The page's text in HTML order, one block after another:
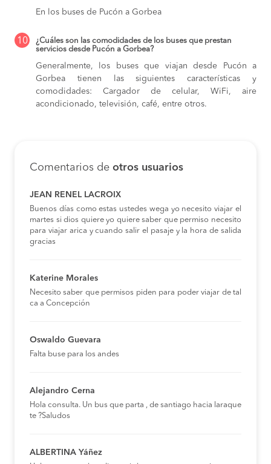
En los buses de Pucón a Gorbea
10
¿Cuáles son las comodidades de los buses que prestan
servicios desde Pucón a Gorbea?
Generalmente, los buses que viajan desde Pucón a
Gorbea tienen las siguientes características y
comodidades: Cargador de celular, WiFi, aire
acondicionado, televisión, café, entre otros.
Comentarios de otros usuarios
JEAN RENEL LACROIX
Buenos días como estas ustedes wega yo necesito viajar el
martes si dios quiere yo quiere saber que permiso necesito
para viajar arica y cuando salir el pasaje y la hora de salida
gracias
Katerine Morales
Necesito saber que permisos piden para poder viajar de tal
ca a Concepción
Oswaldo Guevara
Falta buse para los andes
Alejandro Cerna
Hola consulta. Un bus que parta , de santiago hacia laraque
te ?Saludos
ALBERTINA Yáñez